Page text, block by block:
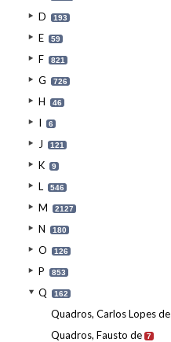
D 193
E 59
F 821
G 726
H 46
I 6
J 121
K 9
L 546
M 2127
N 180
O 126
P 853
Q 162
Quadros, Carlos Lopes de
Quadros, Fausto de 7